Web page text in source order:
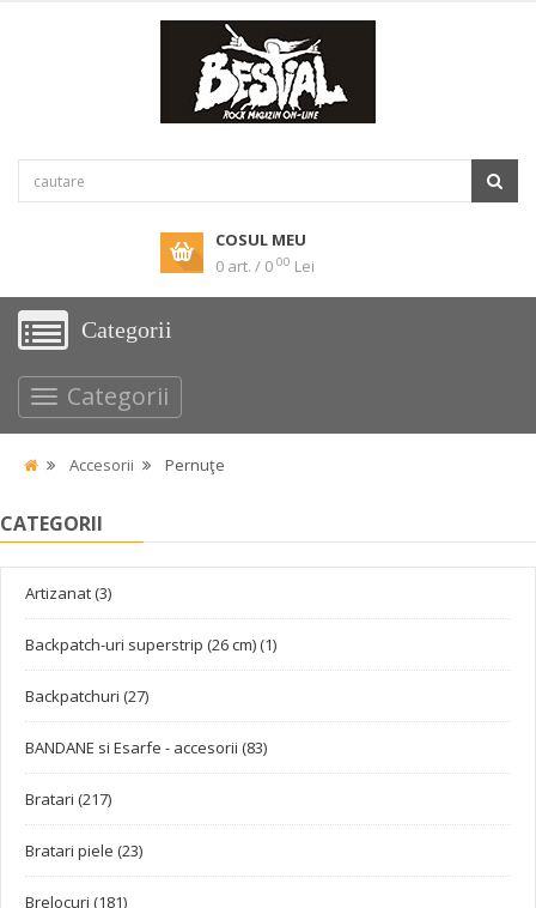
COSUL MEU
0 art. / 0 00 Lei
Categorii
Categorii
Accesorii Pernuţe
CATEGORII
Artizanat (3)
Backpatch-uri superstrip (26 cm) (1)
Backpatchuri (27)
BANDANE si Esarfe - accesorii (83)
Bratari (217)
Bratari piele (23)
Brelocuri (181)